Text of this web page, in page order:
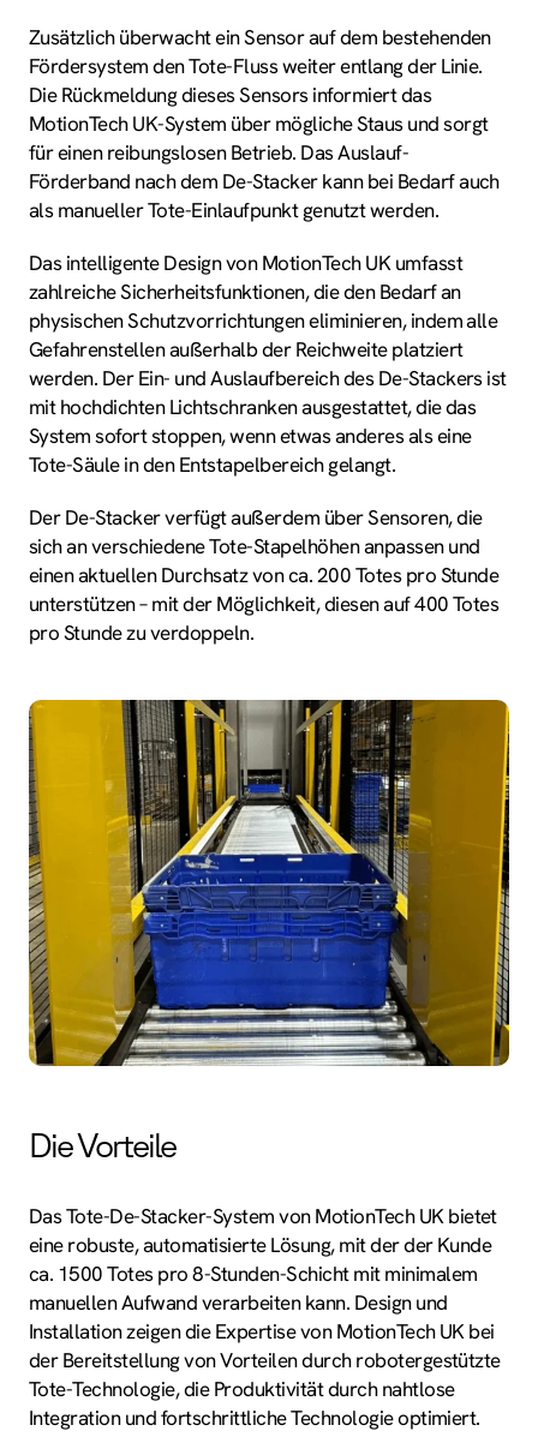
Zusätzlich überwacht ein Sensor auf dem bestehenden
Fördersystem den Tote-Fluss weiter entlang der Linie.
Die Rückmeldung dieses Sensors informiert das
MotionTech UK-System über mögliche Staus und sorgt
für einen reibungslosen Betrieb. Das Auslauf-
Förderband nach dem De-Stacker kann bei Bedarf auch
als manueller Tote-Einlaufpunkt genutzt werden.
Das intelligente Design von MotionTech UK umfasst
zahlreiche Sicherheitsfunktionen, die den Bedarf an
physischen Schutzvorrichtungen eliminieren, indem alle
Gefahrenstellen außerhalb der Reichweite platziert
werden. Der Ein- und Auslaufbereich des De-Stackers ist
mit hochdichten Lichtschranken ausgestattet, die das
System sofort stoppen, wenn etwas anderes als eine
Tote-Säule in den Entstapelbereich gelangt.
Der De-Stacker verfügt außerdem über Sensoren, die
sich an verschiedene Tote-Stapelhöhen anpassen und
einen aktuellen Durchsatz von ca. 200 Totes pro Stunde
unterstützen – mit der Möglichkeit, diesen auf 400 Totes
pro Stunde zu verdoppeln.
Die Vorteile
Das Tote-De-Stacker-System von MotionTech UK bietet
eine robuste, automatisierte Lösung, mit der der Kunde
ca. 1500 Totes pro 8-Stunden-Schicht mit minimalem
manuellen Aufwand verarbeiten kann. Design und
Installation zeigen die Expertise von MotionTech UK bei
der Bereitstellung von Vorteilen durch robotergestützte
Tote-Technologie, die Produktivität durch nahtlose
Integration und fortschrittliche Technologie optimiert.